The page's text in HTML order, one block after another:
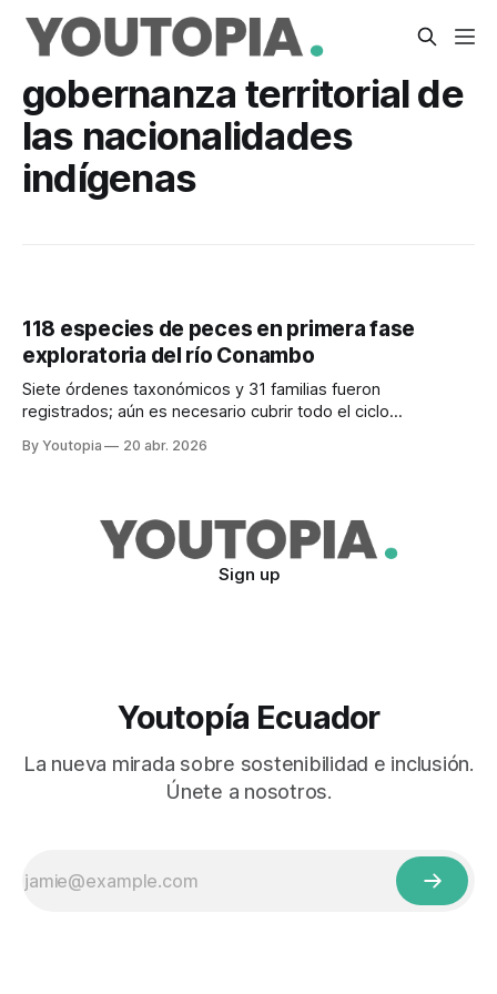
gobernanza territorial de
las nacionalidades
indígenas
118 especies de peces en primera fase
exploratoria del río Conambo
Siete órdenes taxonómicos y 31 familias fueron
registrados; aún es necesario cubrir todo el ciclo
By Youtopia 20 abr. 2026
Sign up
Youtopía Ecuador
La nueva mirada sobre sostenibilidad e inclusión.
Únete a nosotros.